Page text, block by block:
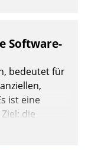
Software-
bedeutet für
ist eine
die
Damit